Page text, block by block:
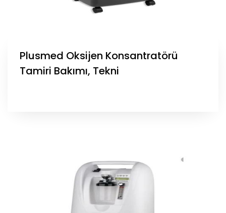
Plusmed Oksijen Konsantratörü
Tamiri Bakımı, Tekni